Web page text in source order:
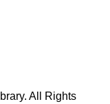
All Rights